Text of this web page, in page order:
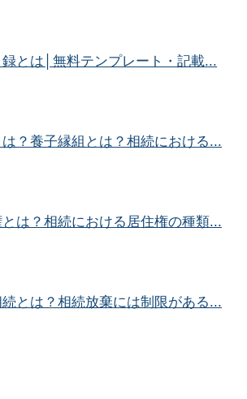
とは│無料テンプレート・記載...
？養子縁組とは？相続における...
とは？相続における居住権の種類...
とは？相続放棄には制限がある...